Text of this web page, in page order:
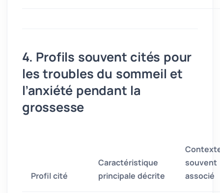
4. Profils souvent cités pour
les troubles du sommeil et
l’anxiété pendant la
grossesse
Profil cité
Caractéristique
principale décrite
souvent
associé